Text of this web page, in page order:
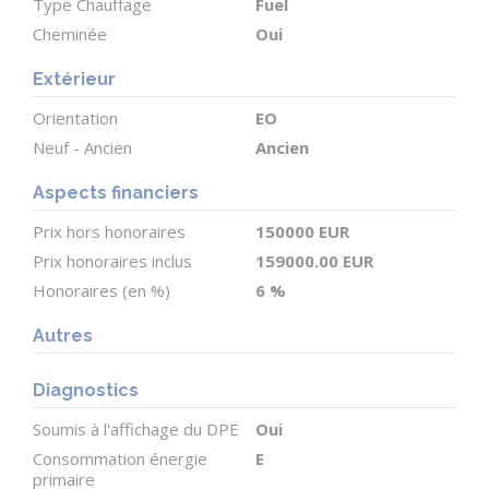
rénovation, à la recherche d'un cadre rural calme,
tout en restant proche des services essentiels.
(6.00 % honoraires TTC à la charge de l'acquéreur.)
Karen GRIFFIN (EI) Agent Commercial - Numéro
RSAC : 519 220 321 - Angouleme.
Cheminée
Oui
Extérieur
Orientation
EO
Neuf - Ancien
Ancien
Aspects financiers
Prix hors honoraires
150000 EUR
Prix honoraires inclus
159000.00 EUR
Honoraires (en %)
6 %
Autres
Diagnostics
Soumis à l'affichage du DPE
Oui
Consommation énergie
primaire
E